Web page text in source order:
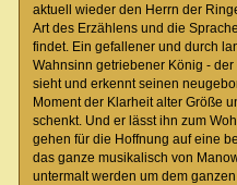
aktuell wieder den Herrn der
Art des Erzählens und die
findet. Ein gefallener und durch
Wahnsinn getriebener König -
sieht und erkennt seinen
Moment der Klarheit alter Größe
schenkt. Und er lässt ihn zum
gehen für die Hoffnung auf eine
das ganze musikalisch von
untermalt werden um dem